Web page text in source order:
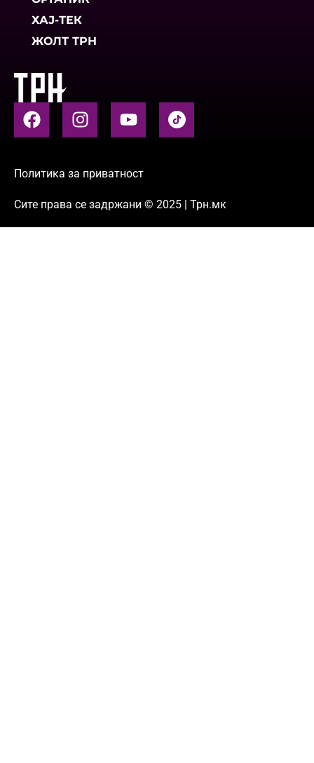
ХАЈ-ТЕК
ЖОЛТ ТРН
Политика за приватност
Сите права се задржани © 2025 | Трн.мк